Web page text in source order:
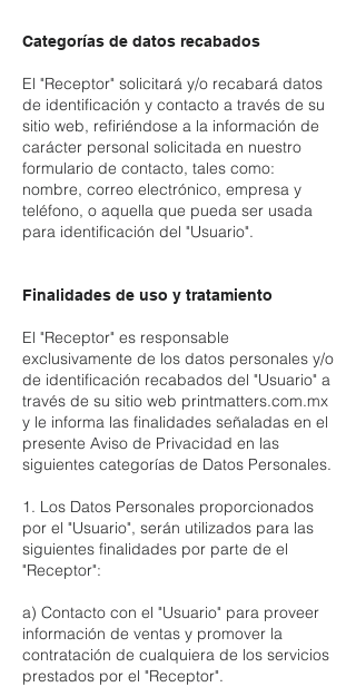
Categorías de datos recabados
El "Receptor" solicitará y/o recabará datos
de identificación y contacto a través de su
sitio web, refiriéndose a la información de
carácter personal solicitada en nuestro
formulario de contacto, tales como:
nombre, correo electrónico, empresa y
teléfono, o aquella que pueda ser usada
para identificación del "Usuario".
Finalidades de uso y tratamiento
El "Receptor" es responsable
exclusivamente de los datos personales y/o
de identificación recabados del "Usuario" a
través de su sitio web printmatters.com.mx
y le informa las finalidades señaladas en el
presente Aviso de Privacidad en las
siguientes categorías de Datos Personales.
1. Los Datos Personales proporcionados
por el "Usuario", serán utilizados para las
siguientes finalidades por parte de el
"Receptor":
​a) Contacto con el "Usuario" para proveer
información de ventas y promover la
contratación de cualquiera de los servicios
prestados por el "Receptor".